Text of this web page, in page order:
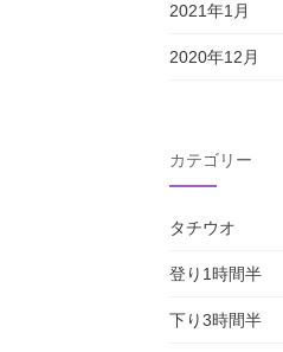
2021年1月
2020年12月
カテゴリー
タチウオ
登り1時間半
下り3時間半